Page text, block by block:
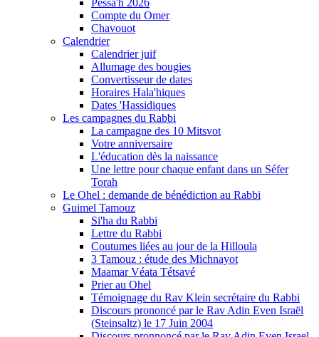
Pessa'h 2026
Compte du Omer
Chavouot
Calendrier
Calendrier juif
Allumage des bougies
Convertisseur de dates
Horaires Hala'hiques
Dates 'Hassidiques
Les campagnes du Rabbi
La campagne des 10 Mitsvot
Votre anniversaire
L'éducation dès la naissance
Une lettre pour chaque enfant dans un Séfer
Torah
Le Ohel : demande de bénédiction au Rabbi
Guimel Tamouz
Si'ha du Rabbi
Lettre du Rabbi
Coutumes liées au jour de la Hilloula
3 Tamouz : étude des Michnayot
Maamar Véata Tétsavé
Prier au Ohel
Témoignage du Rav Klein secrétaire du Rabbi
Discours prononcé par le Rav Adin Even Israël
(Steinsaltz) le 17 Juin 2004